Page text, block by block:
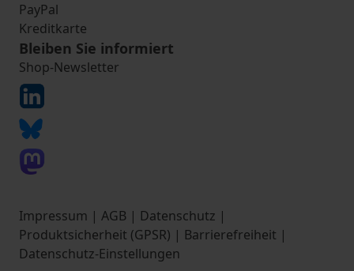
PayPal
Kreditkarte
Bleiben Sie informiert
Shop-Newsletter
Impressum | AGB | Datenschutz |
Produktsicherheit (GPSR) | Barrierefreiheit |
Datenschutz-Einstellungen